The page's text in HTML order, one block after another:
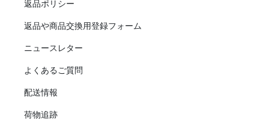
返品ポリシー
返品や商品交換用登録フォーム
ニュースレター
よくあるご質問
配送情報
荷物追跡